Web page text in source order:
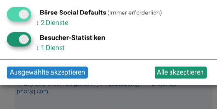
rade
Bildnachweis
1. wikifolio, Credit: beigestellt , (© Aussendung) >> Öffnen auf
photaq.com
Börse Social Defaults (immer erforderlich)
↓ 2 Dienste
Besucher-Statistiken
↓ 1 Dienst
Ausgewählte akzeptieren Alle akzeptieren